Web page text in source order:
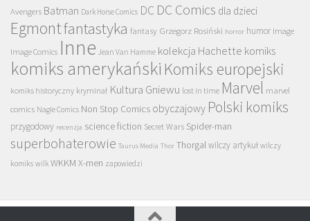
Avengers Batman Dark Horse Comics DC DC Comics dla dzieci
Egmontfantastyka fantasy Grzegorz Rosiński horror humor Image
Image Comics Inne Jean Van Hamme kolekcja Hachette komiks
komiks amerykański Komiks europejski
komiks historyczny kryminał Kultura Gniewu lost in time Marvel marvel
comics Nagle Comics Non Stop Comics obyczajowy Polski komiks
przygodowy recenzja science fiction Secret Wars Spider-man
superbohaterowie Taurus Media Thor Thorgalwilczy artykuł wilczy
komiks wilk WKKM X-men zapowiedzi